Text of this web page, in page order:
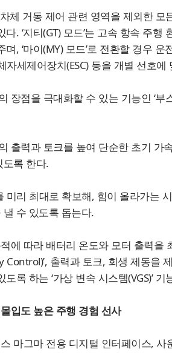
차체 거동 제어 관련 영역을 제외한
. ‘지티(GT) 모드’는 고속 항속 주행
, ‘마이(MY) 모드’로 전환할 경우
자세제어장치(ESC) 등을 개별 선호
장점을 극대화할 수 있는 기능인 ‘부
출력과 토크를 높여 단순한 초기 가
록 한다.
미리 최대로 확보해, 힘이 올라가는
수 있도록 돕는다.
적에 따라 배터리 온도와 모터 출력을
Control)’, 출력과 토크, 회생 제동을
록 하는 ‘가상 변속 시스템(VGS)’
입도 높은 주행 경험 선사
마그마 전용 디지털 인터페이스, 사